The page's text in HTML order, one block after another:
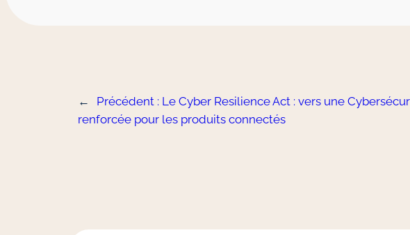
← Précédent : Le Cyber Resilience Act : vers une
renforcée pour les produits connectés